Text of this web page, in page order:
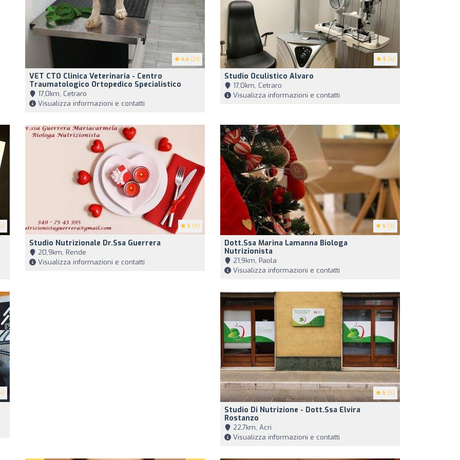
4.4 (21)
VET CTO Clinica Veterinaria - Centro
Traumatologico Ortopedico Specialistico
17,0km, Cetraro
Visualizza informazioni e contatti
5 (4)
Studio Oculistico Alvaro
17,0km, Cetraro
Visualizza informazioni e contatti
5 (9)
Studio Nutrizionale Dr.ssa Guerrera
20,9km, Rende
Visualizza informazioni e contatti
5 (9)
Dott.ssa Marina Lamanna Biologa
Nutrizionista
21,9km, Paola
Visualizza informazioni e contatti
5 (5)
Studio Di Nutrizione - Dott.ssa Elvira
Rostanzo
22,7km, Acri
Visualizza informazioni e contatti